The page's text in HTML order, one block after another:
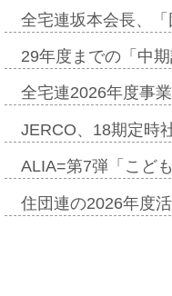
全宅連坂本会長、
29年度までの「中
全宅連2026年度事
JERCO、18期定時
ALIA=第7弾「こど
住団連の2026年度